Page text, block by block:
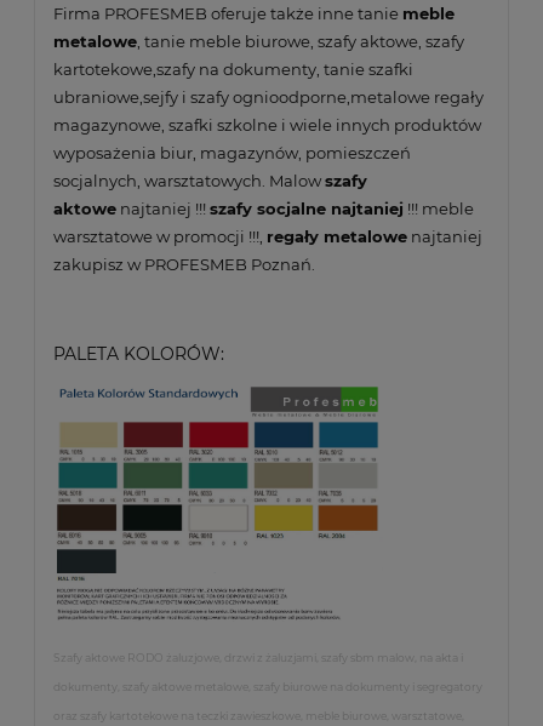
Firma PROFESMEB oferuje także inne tanie meble
metalowe , tanie meble biurowe, szafy aktowe, szafy
kartotekowe,szafy na dokumenty, tanie szafki
ubraniowe,sejfy i szafy ognioodporne,metalowe regały
magazynowe, szafki szkolne i wiele innych produktów
wyposażenia biur, magazynów, pomieszczeń
socjalnych, warsztatowych. Malowszafy
aktowe najtaniej !!!szafy socjalne najtaniej !!! meble
warsztatowe w promocji !!!, regały metalowe najtaniej
zakupisz w PROFESMEB Poznań.
PALETA KOLORÓW:
Szafy aktowe RODO żaluzjowe, drzwi z żaluzjami, szafy sbm malow, na akta i
dokumenty, szafy aktowe metalowe, szafy biurowe na dokumenty i segregatory
oraz szafy kartotekowe na teczki zawieszkowe, meble biurowe, warsztatowe,